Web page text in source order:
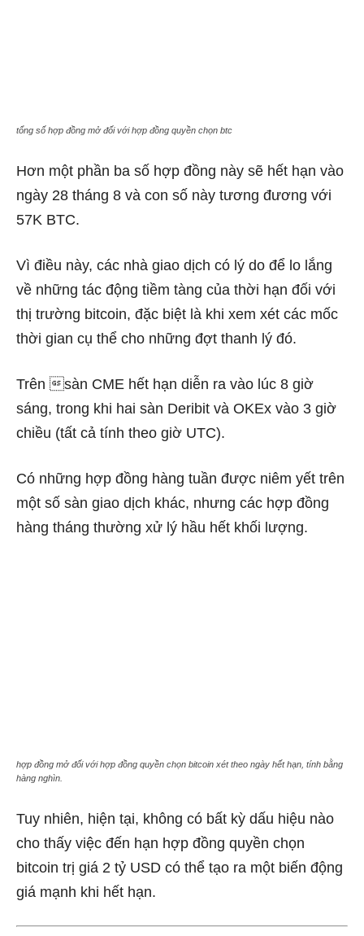
tổng số hợp đồng mở đối với hợp đồng quyền chọn btc
Hơn một phần ba số hợp đồng này sẽ hết hạn vào
ngày 28 tháng 8 và con số này tương đương với
57K BTC.
Vì điều này, các nhà giao dịch có lý do để lo lắng
về những tác động tiềm tàng của thời hạn đối với
thị trường bitcoin, đặc biệt là khi xem xét các mốc
thời gian cụ thể cho những đợt thanh lý đó.
Trên sàn CME hết hạn diễn ra vào lúc 8 giờ
sáng, trong khi hai sàn Deribit và OKEx vào 3 giờ
chiều (tất cả tính theo giờ UTC).
Có những hợp đồng hàng tuần được niêm yết trên
một số sàn giao dịch khác, nhưng các hợp đồng
hàng tháng thường xử lý hầu hết khối lượng.
hợp đồng mở đối với hợp đồng quyền chọn bitcoin xét theo ngày hết hạn, tính bằng
hàng nghìn.
Tuy nhiên, hiện tại, không có bất kỳ dấu hiệu nào
cho thấy việc đến hạn hợp đồng quyền chọn
bitcoin trị giá 2 tỷ USD có thể tạo ra một biến động
giá mạnh khi hết hạn.